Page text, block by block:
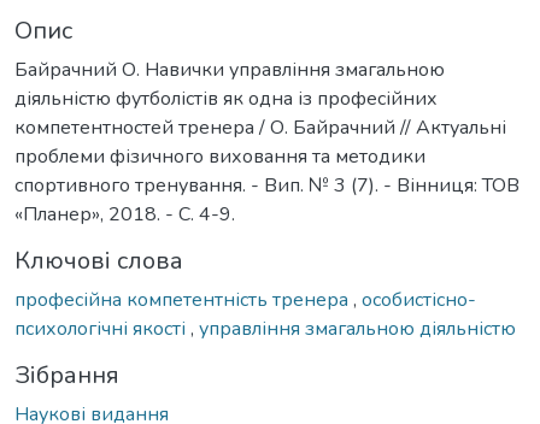
Опис
Байрачний О. Навички управління змагальною
діяльністю футболістів як одна із професійних
компетентностей тренера / О. Байрачний // Актуальні
проблеми фізичного виховання та методики
спортивного тренування. - Вип. № 3 (7). - Вінниця: ТОВ
«Планер», 2018. - С. 4-9.
Ключові слова
професійна компетентність тренера , особистісно-
психологічні якості , управління змагальною діяльністю
Зібрання
Наукові видання